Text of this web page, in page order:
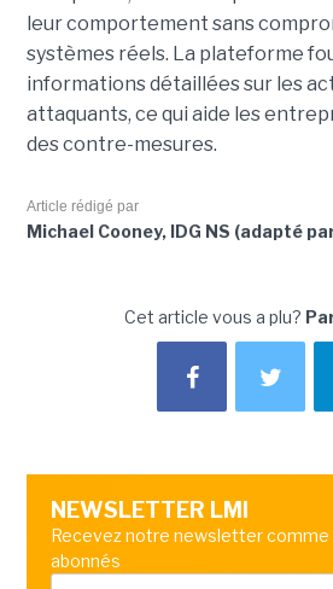
leur comportement sans
systèmes réels. La plateforme
informations détaillées sur les
attaquants, ce qui aide les
des contre-mesures.
Article rédigé par
Michael Cooney, IDG NS (adapté
Cet article vous a plu?
NEWSLETTER LMI
Recevez notre newsletter
abonnés